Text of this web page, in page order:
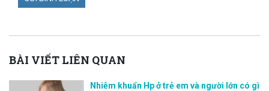
BÀI VIẾT LIÊN QUAN
Nhiễm khuẩn Hp ở trẻ em và người lớn có gì